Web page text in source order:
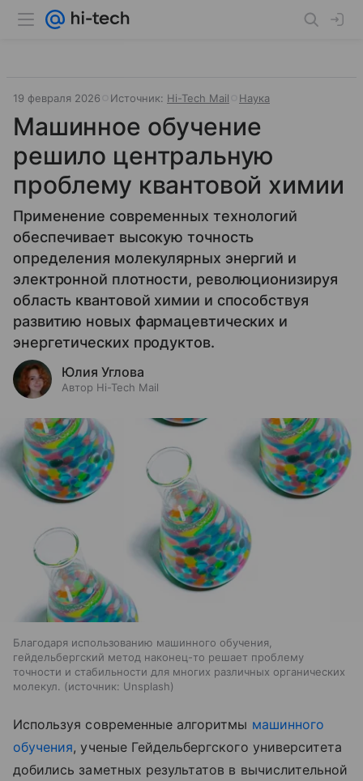
19 февраля 2026 Источник: Hi-Tech Mail Наука
Машинное обучение
решило центральную
проблему квантовой химии
Применение современных технологий
обеспечивает высокую точность
определения молекулярных энергий и
электронной плотности, революционизируя
область квантовой химии и способствуя
развитию новых фармацевтических и
энергетических продуктов.
Юлия Углова
Автор Hi-Tech Mail
Благодаря использованию машинного обучения,
гейдельбергский метод наконец-то решает проблему
точности и стабильности для многих различных органических
молекул.
источник: Unsplash
Используя современные алгоритмы машинного
обучения, ученые Гейдельбергского университета
добились заметных результатов в вычислительной